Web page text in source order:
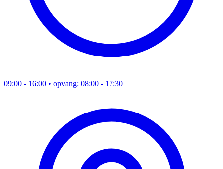
09:00 - 16:00 • opvang: 08:00 - 17:30